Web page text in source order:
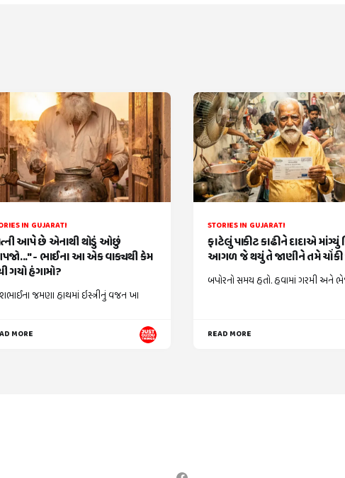
IN GUJARATI
આપે છે એનાથી થોડું ઓછું
- ભાઈના આ એક વાક્યથી કેમ
ગયો હંગામો?
જમણા હાથમાં ઇસ્ત્રીનું વજન ખા
MORE
STORIES IN GUJARATI
ફાટેલું પાકીટ કાઢીને દાદાએ
આગળ જે થયું તે જાણીને તમે
બપોરનો સમય હતો. હવામાં ગરમી અને
READ MORE